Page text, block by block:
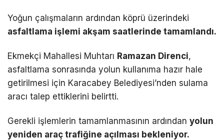
Yoğun çalışmaların ardından köprü üzerindeki
asfaltlama işlemi akşam saatlerinde tamamlandı.
Ekmekçi Mahallesi Muhtarı Ramazan Direnci,
asfaltlama sonrasında yolun kullanıma hazır hale
getirilmesi için Karacabey Belediyesi’nden sulama
aracı talep ettiklerini belirtti.
Gerekli işlemlerin tamamlanmasının ardından yolun
yeniden araç trafiğine açılması bekleniyor.